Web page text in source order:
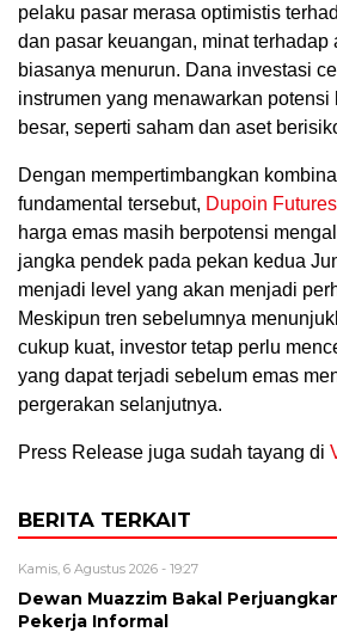
pelaku pasar merasa optimistis
dan pasar keuangan, minat terhadap
biasanya menurun. Dana investasi
instrumen yang menawarkan potensi
besar, seperti saham dan aset
Dengan mempertimbangkan
fundamental tersebut, Dupoin Futures
harga emas masih berpotensi
jangka pendek pada pekan kedua
menjadi level yang akan menjadi
Meskipun tren sebelumnya
cukup kuat, investor tetap perlu
yang dapat terjadi sebelum emas
pergerakan selanjutnya.
Press Release juga sudah tayang di
BERITA TERKAIT
Kamis, 6 Agustus 2026 - 19:27
Dewan Muazzim Bakal
Pekerja Informal